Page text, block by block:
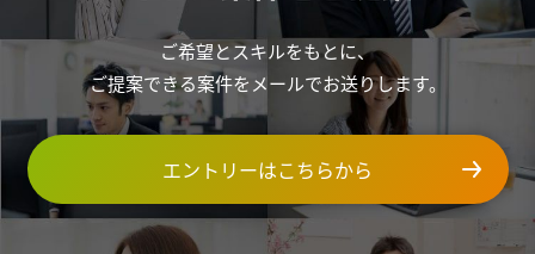
ご希望とスキルをもとに、
ご提案できる案件をメールでお送りします。
エントリーはこちらから